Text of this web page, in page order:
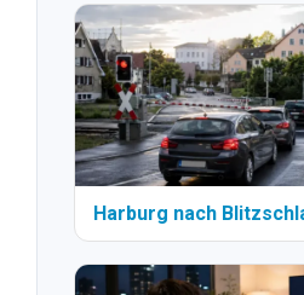
Harburg nach